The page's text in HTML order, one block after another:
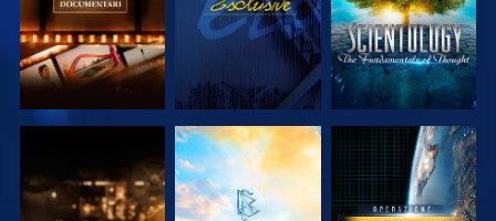
ESPLORA LE
SERIE
ESPLORA LE
SERIE
GUARDA